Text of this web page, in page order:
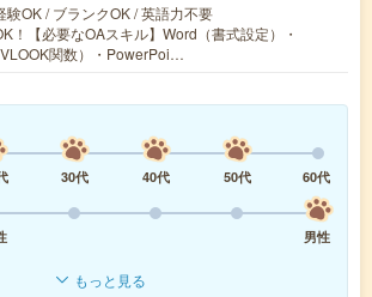
験OK / ブランクOK / 英語力不要
！【必要なOAスキル】Word（書式設定）・
関数）・PowerPoi…
30代 40代 50代
60代
男性
もっと見る